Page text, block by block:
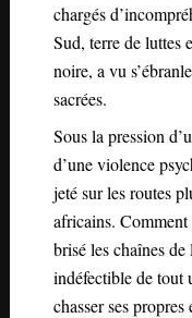
chargés
Sud, terre de luttes
noire, a vu
sacrées.
Sous la pression
d’une violence
jeté sur les routes
africains.
brisé les chaînes
indéfectible de tout
chasser ses propres